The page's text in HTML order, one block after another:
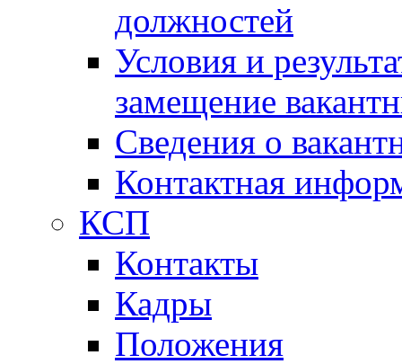
должностей
Условия и
замещение
Сведения о
Контактная
КСП
Контакты
Кадры
Положения